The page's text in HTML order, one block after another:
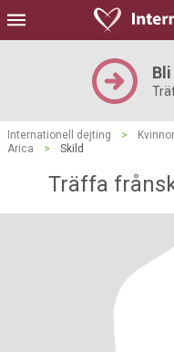
Internationell dejting > Kvinnor
Arica
> Skild
Träffa